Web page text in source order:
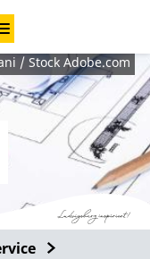
/ Stock Adobe.com